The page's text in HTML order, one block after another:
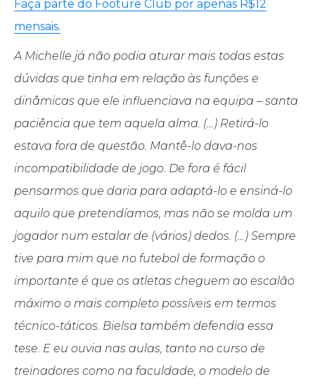
Faça parte do Footure Club por apenas R$12
mensais.
A Michelle já não podia aturar mais todas estas
dúvidas que tinha em relação às funções e
dinâmicas que ele influenciava na equipa – santa
paciência que tem aquela alma. (…) Retirá-lo
estava fora de questão. Mantê-lo dava-nos
incompatibilidade de jogo. De fora é fácil
pensarmos que daria para adaptá-lo e ensiná-lo
aquilo que pretendíamos, mas não se molda um
jogador num estalar de (vários) dedos. (…) Sempre
tive para mim que no futebol de formação o
importante é que os atletas cheguem ao escalão
máximo o mais completo possíveis em termos
técnico-táticos. Bielsa também defendia essa
tese. E eu ouvia nas aulas, tanto no curso de
treinadores como na faculdade, o modelo de